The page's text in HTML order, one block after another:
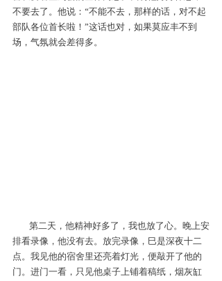
不要去了。他说：“不能不去，那样的话，对不起
部队各位首长啦！”这话也对，如果莫应丰不到
场，气氛就会差得多。
第二天，他精神好多了，我也放了心。晚上安
排看录像，他没有去。放完录像，巳是深夜十二
点。我见他的宿舍里还亮着灯光，便敲开了他的
门。进门一看，只见他桌子上铺着稿纸，烟灰缸